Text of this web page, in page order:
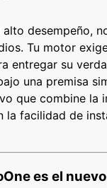
alto desempeño,
Tu motor
entregar su
una premisa
que combine la
la facilidad de
es el